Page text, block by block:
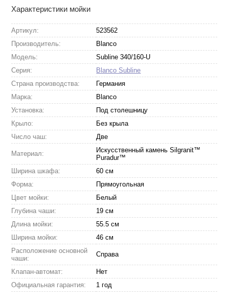
Характеристики мойки
Артикул:
523562
Производитель:
Blanco
Модель:
Subline 340/160-U
Серия:
Blanco Subline
Страна производства:
Германия
Марка:
Blanco
Установка:
Под столешницу
Крыло:
Без крыла
Число чаш:
Две
Материал:
Искусственный камень Silgranit™
Puradur™
Ширина шкафа:
60 см
Форма:
Прямоугольная
Цвет мойки:
Белый
Глубина чаши:
19 см
Длина мойки:
55.5 см
Ширина мойки:
46 см
Расположение основной
чаши:
Справа
Клапан-автомат:
Нет
Официальная гарантия:
1 год